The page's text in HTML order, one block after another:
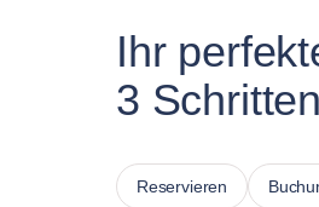
Ihr
3 Schritten
Reservieren